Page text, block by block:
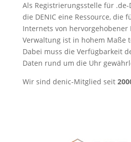
Als Registrierungsstelle für
die DENIC eine Ressource, die
Internets von hervorgehobener
Verwaltung ist in hohem Maße
Dabei muss die Verfügbarkeit
Daten rund um die Uhr
Wir sind denic-Mitglied seit